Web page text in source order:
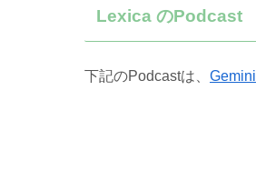
Lexica のPodcast
下記のPodcastは、 Gemini